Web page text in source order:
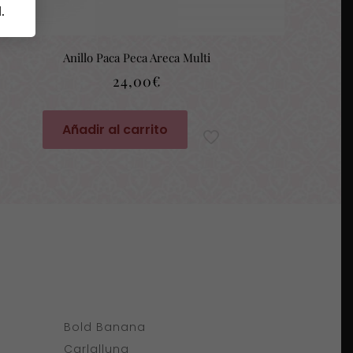
Anillo Paca Peca Areca Multi
24,00€
Añadir al carrito
Bold Banana
Carlalluna
.